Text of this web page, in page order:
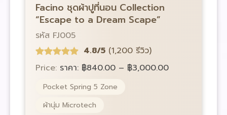
Facino ชุดผ้าปูที่นอน Collection
“Escape to a Dream Scape”
รหัส FJ005
4.8/5 (1,200 รีวิว)
Price: ราคา: ฿840.00 – ฿3,000.00
Pocket Spring 5 Zone
ผ้านุ่ม Microtech